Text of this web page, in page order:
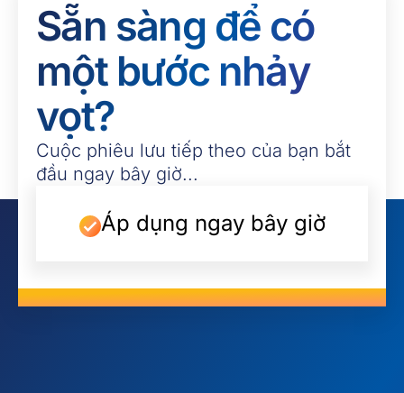
Sẵn sàng để có
một bước nhảy
vọt?
Cuộc phiêu lưu tiếp theo của bạn bắt
đầu ngay bây giờ...
Áp dụng ngay bây giờ